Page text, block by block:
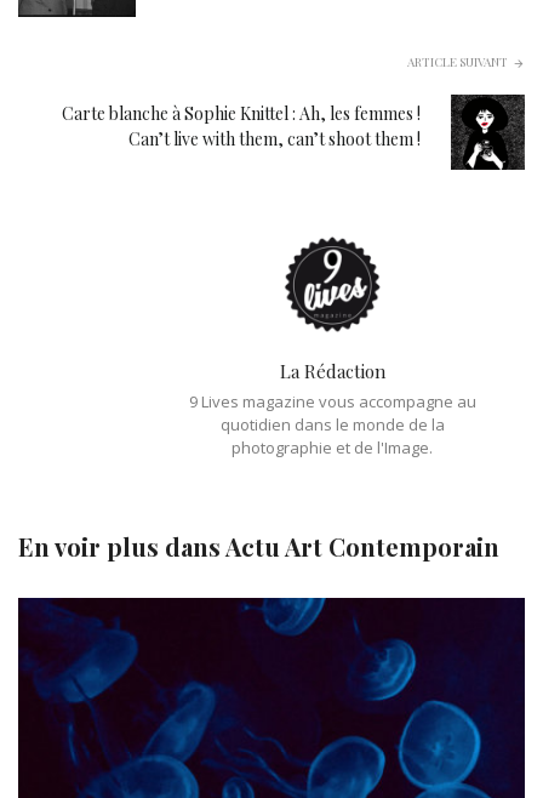
ARTICLE SUIVANT
Carte blanche à Sophie Knittel : Ah, les femmes !
Can’t live with them, can’t shoot them !
La Rédaction
9 Lives magazine vous accompagne au
quotidien dans le monde de la
photographie et de l'Image.
En voir plus dansActu Art Contemporain